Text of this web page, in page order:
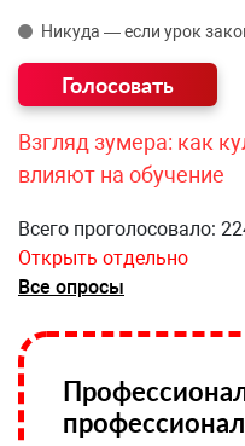
Никуда — если урок
Взгляд зумера: как
влияют на обучение
Всего проголосовало:
Открыть отдельно
Все опросы